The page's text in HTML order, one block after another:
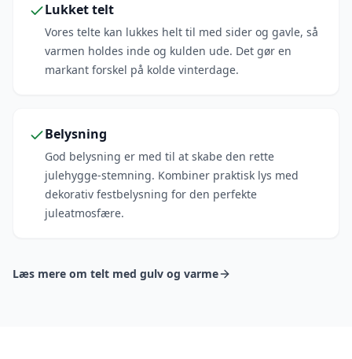
Lukket telt
Vores telte kan lukkes helt til med sider og gavle, så
varmen holdes inde og kulden ude. Det gør en
markant forskel på kolde vinterdage.
Belysning
God belysning er med til at skabe den rette
julehygge-stemning. Kombiner praktisk lys med
dekorativ festbelysning for den perfekte
juleatmosfære.
Læs mere om telt med gulv og varme